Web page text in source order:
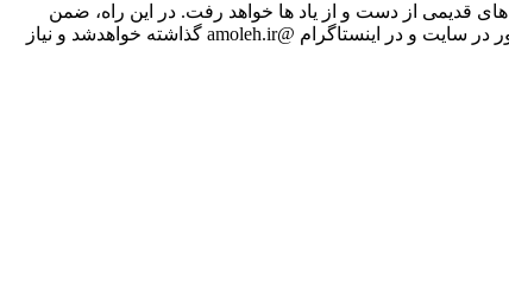
قدیمی از دست و از یاد ها خواهد رفت. در این راه، ضمن
سپاس از همه کسانی که در راه فرهنگ این شهر زحمت کشیده و می کشند حدود سیصد ضرب المثل که تا حالا توسط ما جمع آوری شده به مرور در سایت و در اینستاگرام @amoleh.ir گذاشته خواهدشد و نیاز